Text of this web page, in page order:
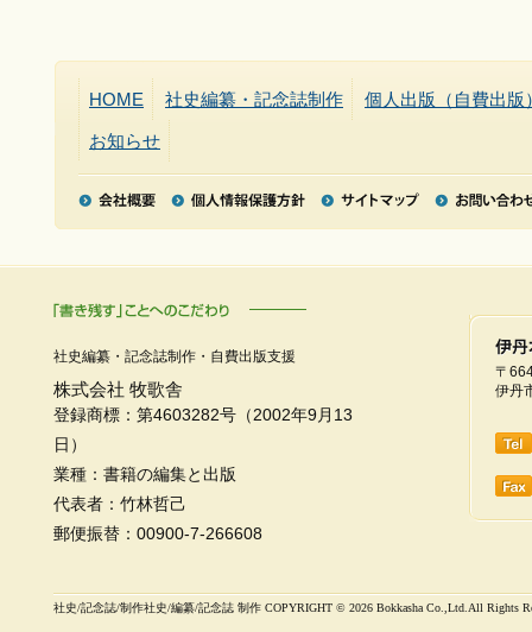
HOME 社史編纂・記念誌制作 個人出版（自費出版
お知らせ
社史編纂・記念誌制作・自費出版支援
株式会社 牧歌舎
登録商標：第4603282号（2002年9月13
日）
業種：書籍の編集と出版
代表者：竹林哲己
郵便振替：00900-7-266608
〒
伊丹
社史/記念誌/制作社史/編纂/記念誌 制作 COPYRIGHT © 2026 Bokkasha Co.,Ltd.All Rights